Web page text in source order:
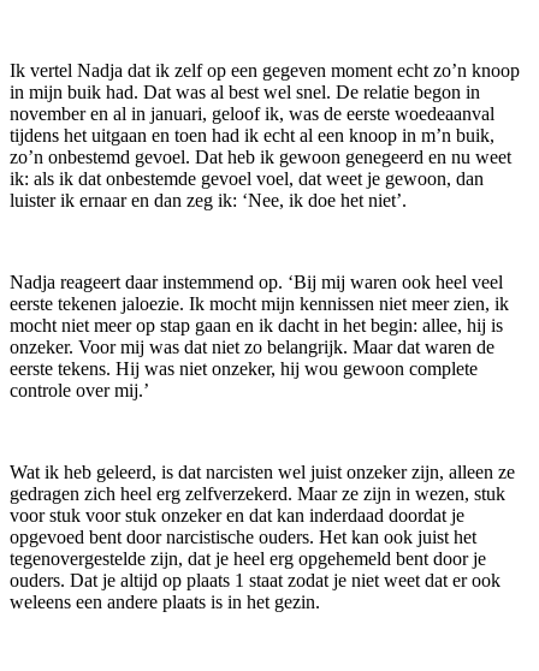
Ik vertel Nadja dat ik zelf op een gegeven moment echt zo’n knoop
in mijn buik had. Dat was al best wel snel. De relatie begon in
november en al in januari, geloof ik, was de eerste woedeaanval
tijdens het uitgaan en toen had ik echt al een knoop in m’n buik,
zo’n onbestemd gevoel. Dat heb ik gewoon genegeerd en nu weet
ik: als ik dat onbestemde gevoel voel, dat weet je gewoon, dan
luister ik ernaar en dan zeg ik: ‘Nee, ik doe het niet’.
Nadja reageert daar instemmend op. ‘Bij mij waren ook heel veel
eerste tekenen jaloezie. Ik mocht mijn kennissen niet meer zien, ik
mocht niet meer op stap gaan en ik dacht in het begin: allee, hij is
onzeker. Voor mij was dat niet zo belangrijk. Maar dat waren de
eerste tekens. Hij was niet onzeker, hij wou gewoon complete
controle over mij.’
Wat ik heb geleerd, is dat narcisten wel juist onzeker zijn, alleen ze
gedragen zich heel erg zelfverzekerd. Maar ze zijn in wezen, stuk
voor stuk voor stuk onzeker en dat kan inderdaad doordat je
opgevoed bent door narcistische ouders. Het kan ook juist het
tegenovergestelde zijn, dat je heel erg opgehemeld bent door je
ouders. Dat je altijd op plaats 1 staat zodat je niet weet dat er ook
weleens een andere plaats is in het gezin.